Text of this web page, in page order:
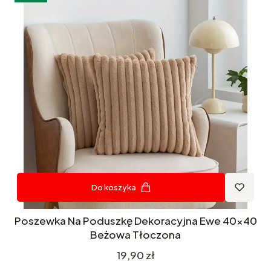
Do koszyka
Poszewka Na Poduszkę Dekoracyjna Ewe 40x40
Beżowa Tłoczona
Cena
19,90 zł